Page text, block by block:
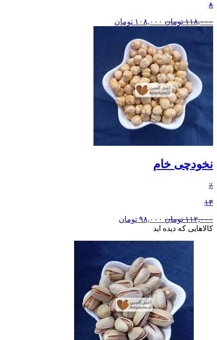
۸
۱۱۸,۰۰۰ تومان ۱۰۸,۰۰۰ تومان
نخودچی خام
٪
۱۳
۱۱۲,۰۰۰ تومان ۹۸,۰۰۰ تومان
کالاهایی که دیده اید